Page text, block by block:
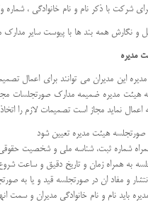
شرکت با ذکر نام و نام خانوادگی ، شماره
و نگارش همه بند ها با پیوست سایر مدارک
مدیره
این مدیران می توانند برای اعمال
هیئت مدیره ضمیمه مدارک صورتجلسات
اعمال نماید مجاز است تصمیمات لازم را
صورتجلسه هیئت مدیره تعیین شود
شماره ثبت، شناسه ملی و شخصیت
به همراه زمان و تاریخ دقیق و ساعت شروع
و مفاد ان در صورتجلسه قید و یا به
باید نام و نام خانوادگی مدیران و سمت